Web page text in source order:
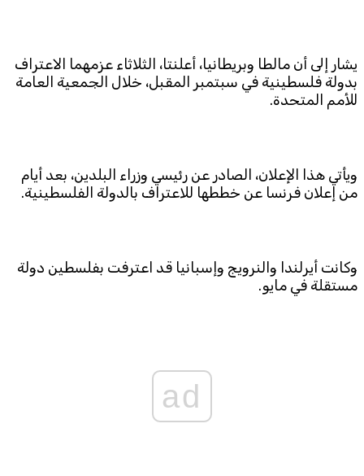
يشار إلى أن مالطا وبريطانيا، أعلنتا، الثلاثاء عزمهما الاعتراف
بدولة فلسطينية في سبتمبر المقبل، خلال الجمعية العامة
للأمم المتحدة.
ويأتي هذا الإعلان، الصادر عن رئيسي وزراء البلدين، بعد أيام
من إعلان فرنسا عن خططها للاعتراف بالدولة الفلسطينية.
وكانت أيرلندا والنرويج وإسبانيا قد اعترفت بفلسطين دولة
مستقلة في مايو.
ad